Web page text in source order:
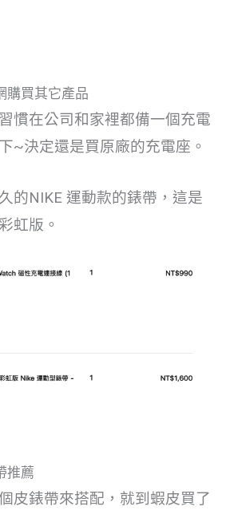
購買其它產品
慣在公司和家裡都備一個充電
~決定還是買原廠的充電座。
的NIKE 運動款的錶帶，這是
虹版。
推薦
皮錶帶來搭配，就到蝦皮買了